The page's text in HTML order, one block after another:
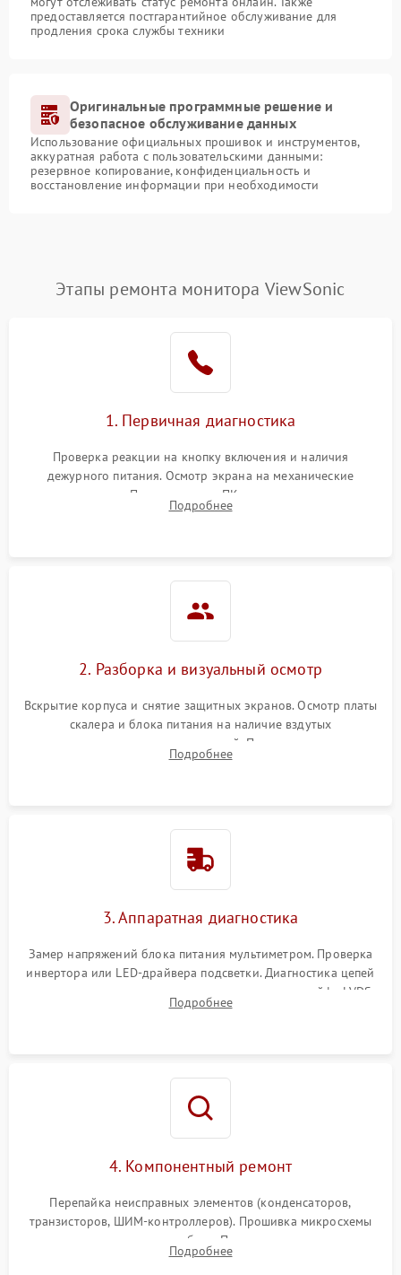
предоставляется постгарантийное обслуживание для
продления срока службы техники
Оригинальные программные решение и
безопасное обслуживание данных
Использование официальных прошивок и инструментов,
аккуратная работа с пользовательскими данными:
резервное копирование, конфиденциальность и
восстановление информации при необходимости
Этапы ремонта монитора ViewSonic
1. Первичная диагностика
Проверка реакции на кнопку включения и наличия
дежурного питания. Осмотр экрана на механические
повреждения. Подключение к ПК для оценки вывода
изображения, работы подсветки и выявления артефактов на
Подробнее
2. Разборка и визуальный осмотр
Вскрытие корпуса и снятие защитных экранов. Осмотр платы
скалера и блока питания на наличие вздутых
конденсаторов, прогаров, окислений. Проверка надежности
контактов и целостности шлейфов матрицы.
Подробнее
3. Аппаратная диагностика
Замер напряжений блока питания мультиметром. Проверка
инвертора или LED-драйвера подсветки. Диагностика цепей
питания скалера и тестирование сигналов на шлейфе LVDS
Подробнее
4. Компонентный ремонт
Перепайка неисправных элементов (конденсаторов,
транзисторов, ШИМ-контроллеров). Прошивка микросхемы
памяти при программных сбоях. При поломке подсветки —
разборка матрицы и замена выгоревших светодиодов.
Подробнее